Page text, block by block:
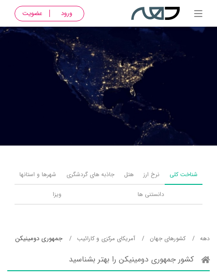
ورود عضویت
شناخت کلی نرخ ارز هتل جاذبه های گردشگری شهرها و استانها
دانستنی ها ویزا
دهه کشورهای جهان آمریکای مرکزی و کارائیب جمهوری دومینیکن
کشور جمهوری دومینیکن را بهتر بشناسید